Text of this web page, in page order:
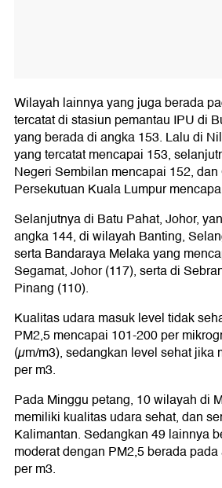
Wilayah lainnya yang juga berada
tercatat di stasiun pemantau IPU di
yang berada di angka 153. Lalu di
yang tercatat mencapai 153,
Negeri Sembilan mencapai 152,
Persekutuan Kuala Lumpur
Selanjutnya di Batu Pahat, Johor,
angka 144, di wilayah Banting,
serta Bandaraya Melaka yang
Segamat, Johor (117), serta di
Pinang (110).
Kualitas udara masuk level tidak
PM2,5 mencapai 101-200 per
(µm/m3), sedangkan level sehat jika
per m3.
Pada Minggu petang, 10 wilayah di
memiliki kualitas udara sehat, dan
Kalimantan. Sedangkan 49 lainnya
moderat dengan PM2,5 berada
per m3.